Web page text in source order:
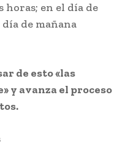
horas; en el día de
de mañana
de esto «las
y avanza el proceso